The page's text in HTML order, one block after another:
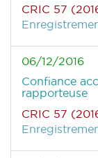
CRIC 57
06/12/2016
Confiance
rapporteuse
CRIC 57